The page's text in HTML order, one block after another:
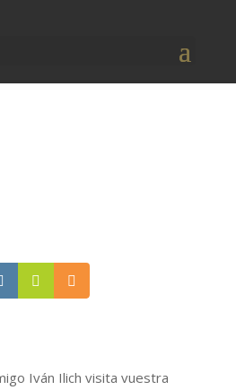
Iván Ilich visita vuestra